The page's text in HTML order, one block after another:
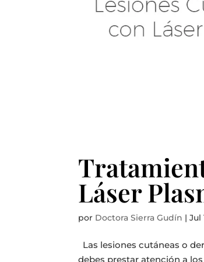
Láser
por Doctora Sierra Gudín |Jul
Las lesiones cutáneas o
debes prestar atención a